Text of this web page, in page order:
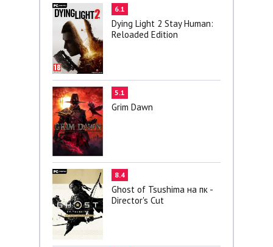
6.1
Dying Light 2 Stay Human:
Reloaded Edition
5.1
Grim Dawn
8.4
Ghost of Tsushima на пк -
Director's Cut